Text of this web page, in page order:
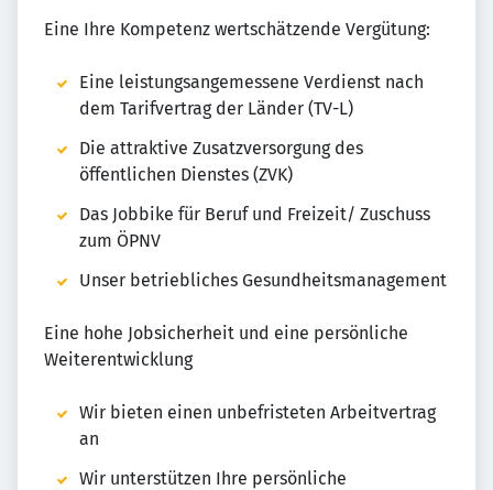
Eine Ihre Kompetenz wertschätzende Vergütung:
Eine leistungsangemessene Verdienst nach
dem Tarifvertrag der Länder (TV-L)
Die attraktive Zusatzversorgung des
öffentlichen Dienstes (ZVK)
Das Jobbike für Beruf und Freizeit/ Zuschuss
zum ÖPNV
Unser betriebliches Gesundheitsmanagement
Eine hohe Jobsicherheit und eine persönliche
Weiterentwicklung
Wir bieten einen unbefristeten Arbeitvertrag
an
Wir unterstützen Ihre persönliche